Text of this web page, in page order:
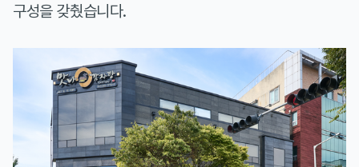
구성을 갖췄습니다.